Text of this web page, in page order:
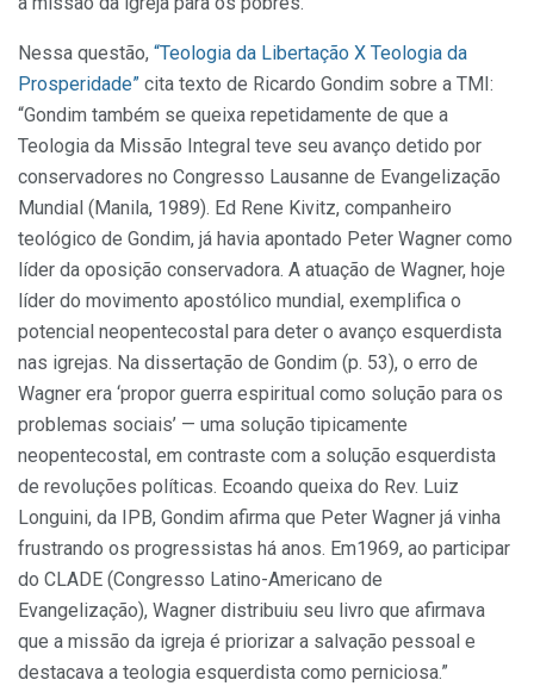
Nessa questão, “Teologia da Libertação X Teologia da
Prosperidade” cita texto de Ricardo Gondim sobre a TMI:
“Gondim também se queixa repetidamente de que a
Teologia da Missão Integral teve seu avanço detido por
conservadores no Congresso Lausanne de Evangelização
Mundial (Manila, 1989). Ed Rene Kivitz, companheiro
teológico de Gondim, já havia apontado Peter Wagner como
líder da oposição conservadora. A atuação de Wagner, hoje
líder do movimento apostólico mundial, exemplifica o
potencial neopentecostal para deter o avanço esquerdista
nas igrejas. Na dissertação de Gondim (p. 53), o erro de
Wagner era ‘propor guerra espiritual como solução para os
problemas sociais’ — uma solução tipicamente
neopentecostal, em contraste com a solução esquerdista
de revoluções políticas. Ecoando queixa do Rev. Luiz
Longuini, da IPB, Gondim afirma que Peter Wagner já vinha
frustrando os progressistas há anos. Em1969, ao participar
do CLADE (Congresso Latino-Americano de
Evangelização), Wagner distribuiu seu livro que afirmava
que a missão da igreja é priorizar a salvação pessoal e
destacava a teologia esquerdista como perniciosa.”